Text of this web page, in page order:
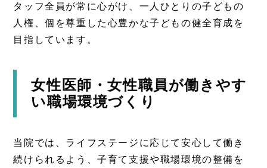
タッフ全員が常に心がけ、一人ひとりの子どもの
人権、個を尊重した心豊かな子どもの健全育成を
目指しています。
女性医師・女性職員が働きやす
い職場環境づくり
当院では、ライフステージに応じて安心して働き
続けられるよう、子育て支援や職場環境の整備を